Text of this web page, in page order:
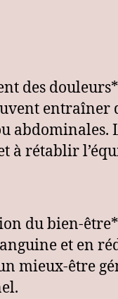
des
entraîner
abdominales.
à rétablir
du bien-
et en
mieux-être